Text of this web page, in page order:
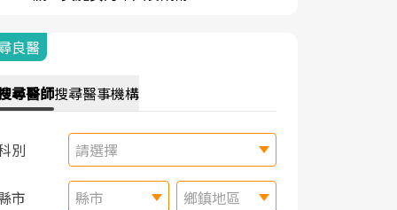
良醫
尋醫師搜尋醫事機構
別 請選擇
市 縣市 鄉鎮地區